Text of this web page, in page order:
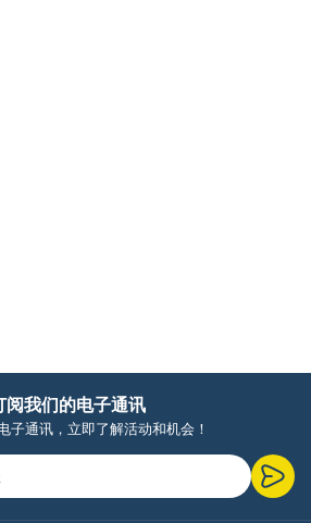
阅我们的电子通讯
子通讯，立即了解活动和机会！